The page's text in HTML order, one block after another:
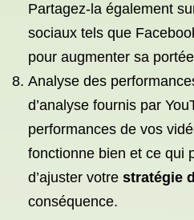
Partagez-la également
sociaux tels que
pour augmenter sa
Analyse des
d’analyse fournis par
performances de vos
fonctionne bien et ce qui
d’ajuster votre stratégie
conséquence.